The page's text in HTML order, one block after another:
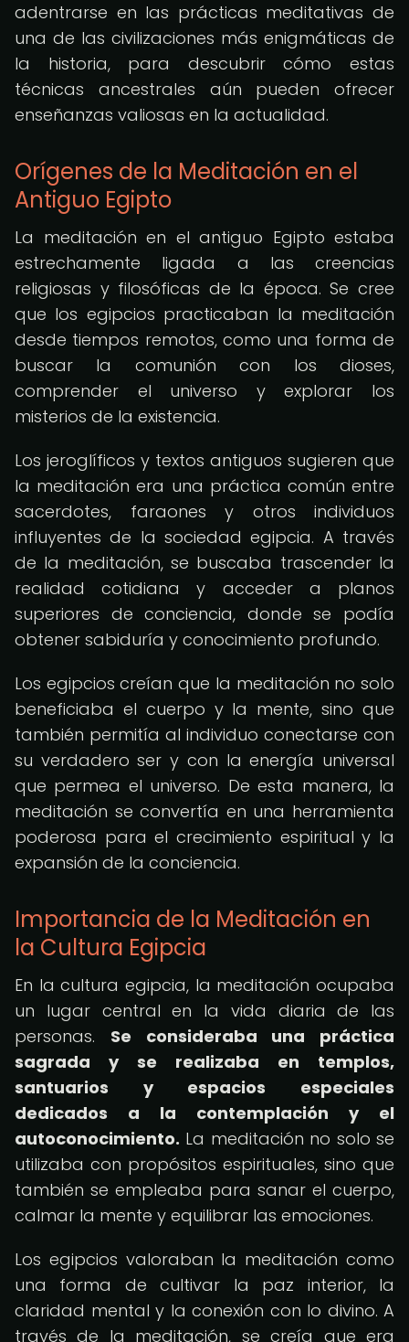
adentrarse en las prácticas meditativas de
una de las civilizaciones más enigmáticas de
la historia, para descubrir cómo estas
técnicas ancestrales aún pueden ofrecer
enseñanzas valiosas en la actualidad.
Orígenes de la Meditación en el
Antiguo Egipto
La meditación en el antiguo Egipto estaba
estrechamente ligada a las creencias
religiosas y filosóficas de la época. Se cree
que los egipcios practicaban la meditación
desde tiempos remotos, como una forma de
buscar la comunión con los dioses,
comprender el universo y explorar los
misterios de la existencia.
Los jeroglíficos y textos antiguos sugieren que
la meditación era una práctica común entre
sacerdotes, faraones y otros individuos
influyentes de la sociedad egipcia. A través
de la meditación, se buscaba trascender la
realidad cotidiana y acceder a planos
superiores de conciencia, donde se podía
obtener sabiduría y conocimiento profundo.
Los egipcios creían que la meditación no solo
beneficiaba el cuerpo y la mente, sino que
también permitía al individuo conectarse con
su verdadero ser y con la energía universal
que permea el universo. De esta manera, la
meditación se convertía en una herramienta
poderosa para el crecimiento espiritual y la
expansión de la conciencia.
Importancia de la Meditación en
la Cultura Egipcia
En la cultura egipcia, la meditación ocupaba
un lugar central en la vida diaria de las
personas. Se consideraba una práctica
sagrada y se realizaba en templos,
santuarios y espacios especiales
dedicados a la contemplación y el
autoconocimiento. La meditación no solo se
utilizaba con propósitos espirituales, sino que
también se empleaba para sanar el cuerpo,
calmar la mente y equilibrar las emociones.
Los egipcios valoraban la meditación como
una forma de cultivar la paz interior, la
claridad mental y la conexión con lo divino. A
través de la meditación, se creía que era